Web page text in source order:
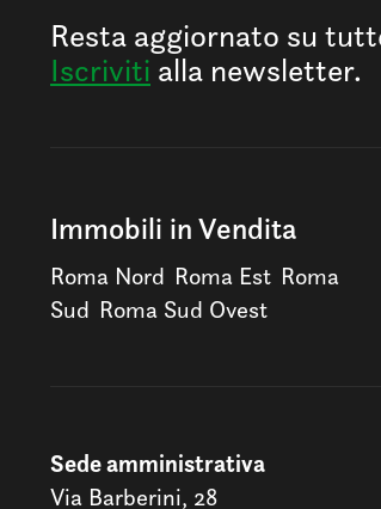
Resta aggiornato su
Iscriviti alla newsletter.
Immobili in Vendita
Roma Nord Roma Est Roma
Sud Roma Sud Ovest
Sede amministrativa
Via Barberini, 28